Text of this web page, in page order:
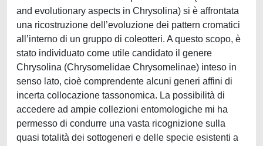
and evolutionary aspects in Chrysolina) si è affrontata
una ricostruzione dell’evoluzione dei pattern cromatici
all’interno di un gruppo di coleotteri. A questo scopo, è
stato individuato come utile candidato il genere
Chrysolina (Chrysomelidae Chrysomelinae) inteso in
senso lato, cioè comprendente alcuni generi affini di
incerta collocazione tassonomica. La possibilità di
accedere ad ampie collezioni entomologiche mi ha
permesso di condurre una vasta ricognizione sulla
quasi totalità dei sottogeneri e delle specie esistenti a